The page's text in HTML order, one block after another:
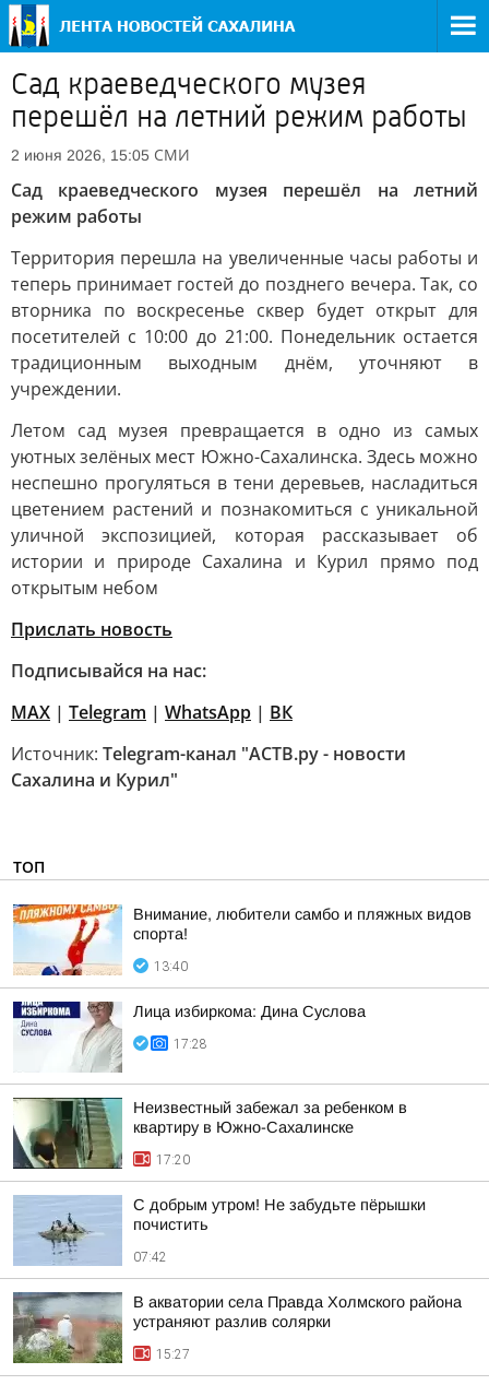
Сад краеведческого музея
перешёл на летний режим работы
2 июня 2026, 15:05 СМИ
Сад краеведческого музея перешёл на летний
режим работы
Территория перешла на увеличенные часы работы и
теперь принимает гостей до позднего вечера. Так, со
вторника по воскресенье сквер будет открыт для
посетителей с 10:00 до 21:00. Понедельник остается
традиционным выходным днём, уточняют в
учреждении.
Летом сад музея превращается в одно из самых
уютных зелёных мест Южно-Сахалинска. Здесь можно
неспешно прогуляться в тени деревьев, насладиться
цветением растений и познакомиться с уникальной
уличной экспозицией, которая рассказывает об
истории и природе Сахалина и Курил прямо под
открытым небом
Прислать новость
Подписывайся на нас:
MAX | Telegram | WhatsApp | ВК
Источник: Telegram-канал "АСТВ.ру - новости
Сахалина и Курил"
ТОП
Внимание, любители самбо и пляжных видов
спорта!
13:40
Лица избиркома: Дина Суслова
17:28
Неизвестный забежал за ребенком в
квартиру в Южно-Сахалинске
17:20
С добрым утром! Не забудьте пёрышки
почистить
07:42
В акватории села Правда Холмского района
устраняют разлив солярки
15:27